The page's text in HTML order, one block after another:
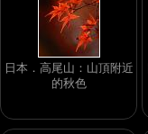
日本．高尾山：山頂附近
的秋色